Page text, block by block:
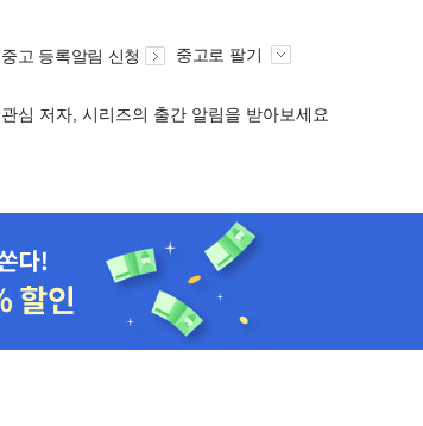
중고 등록알림 신청 중고로 팔기
관심 저자, 시리즈의 출간 알림을 받아보세요